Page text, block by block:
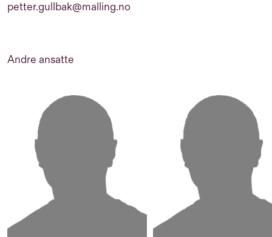
petter.gullbak@malling.no
Andre ansatte